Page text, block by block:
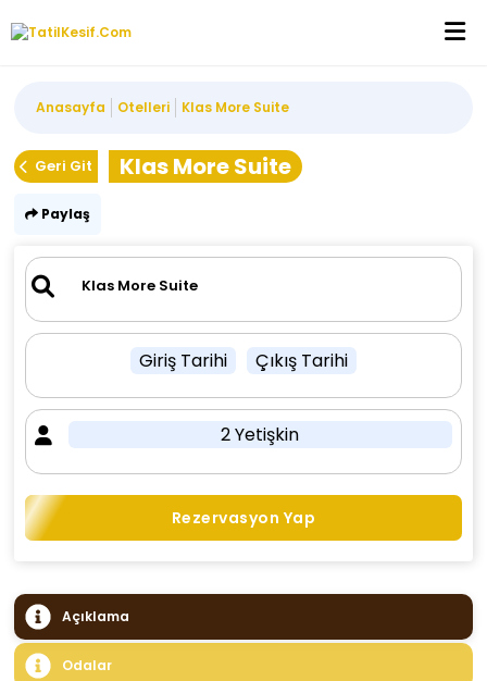
Anasayfa Otelleri Klas More Suite
Geri Git Klas More Suite
Paylaş
Giriş Tarihi Çıkış Tarihi
2 Yetişkin
Rezervasyon Yap
Açıklama
Odalar